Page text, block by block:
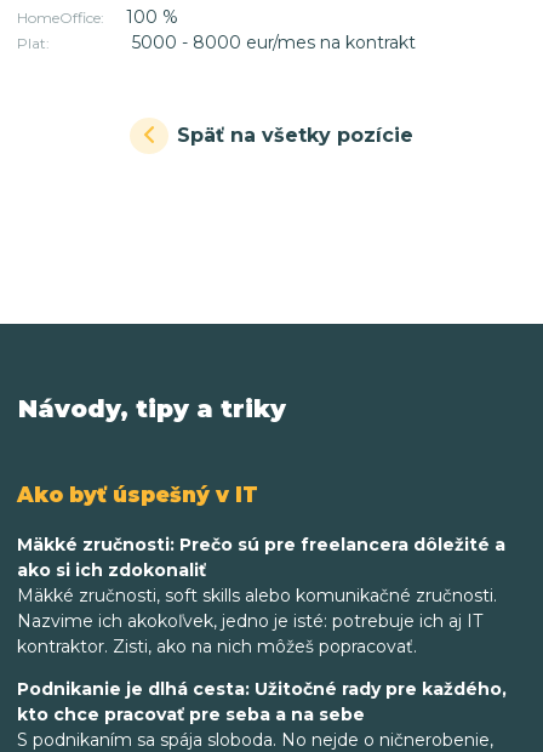
HomeOffice: 100 %
Plat: 5000 - 8000 eur/mes na kontrakt
Späť na všetky pozície
Návody, tipy a triky
Ako byť úspešný v IT
Mäkké zručnosti: Prečo sú pre freelancera dôležité a
ako si ich zdokonaliť
Mäkké zručnosti, soft skills alebo komunikačné zručnosti.
Nazvime ich akokoľvek, jedno je isté: potrebuje ich aj IT
kontraktor. Zisti, ako na nich môžeš popracovať.
Podnikanie je dlhá cesta: Užitočné rady pre každého,
kto chce pracovať pre seba a na sebe
S podnikaním sa spája sloboda. No nejde o ničnerobenie,